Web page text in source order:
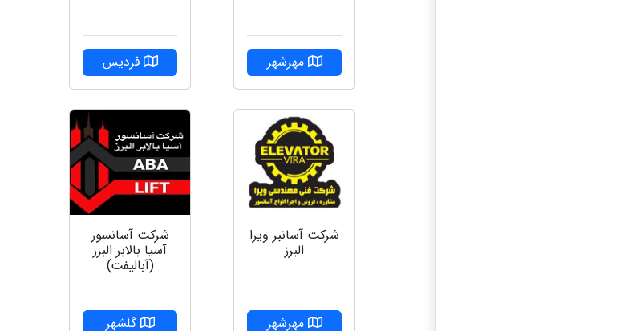
مهرشهر فردیس
شركت آسانبر ويرا
البرز
مهرشهر
شرکت آسانسور
آسیا بالابر البرز
(آبالیفت)
گلشهر